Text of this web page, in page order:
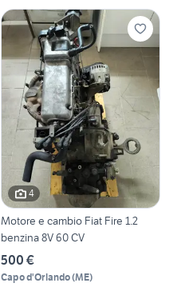
4
Motore e cambio Fiat Fire 1.2
benzina 8V 60 CV
500 €
Capo d'Orlando(ME)